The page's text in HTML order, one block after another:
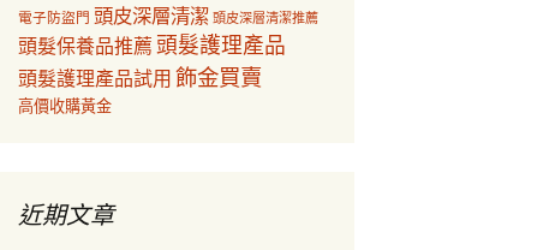
電子防盜門 頭皮深層清潔 頭皮深層清潔推薦
頭髮保養品推薦 頭髮護理產品
頭髮護理產品試用 飾金買賣
高價收購黃金
近期文章